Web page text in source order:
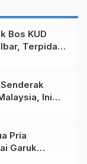
Bos KUD
Terpidana
Ini
Pria
Garuk